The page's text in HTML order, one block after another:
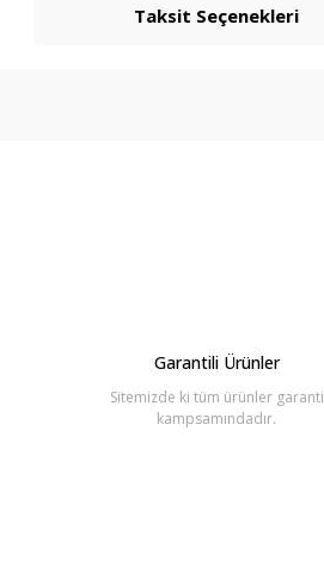
Taksit Seçenekleri
Garantili Ürünler
Sitemizde ki tüm ürünler garanti
kampsamındadır.